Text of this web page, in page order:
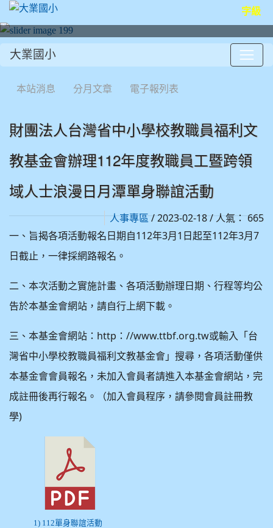
字級
大業國小
本站消息 分月文章 電子報列表
財團法人台灣省中小學校教職員福利文
教基金會辦理112年度教職員工暨跨領
域人士浪漫日月潭單身聯誼活動
人事專區/ 2023-02-18 / 人氣： 665
一、旨揭各項活動報名日期自112年3月 1 日起至112年3月 7
日截止，一律採網路報名。
二、本次活動之實施計畫、各項活動辦理日期、行程等均公
告於本基金會網站，請自行上網下載。
三、本基金會網站： http ： //www.ttbf.org.tw或輸入「台
灣省中小學校教職員福利文教基金會」搜尋，各項活動僅供
本基金會會員報名，未加入會員者請進入本基金會網站，完
成註冊後再行報名。（加入會員程序，請參閱會員註冊教
學)
1) 112單身聯誼活動